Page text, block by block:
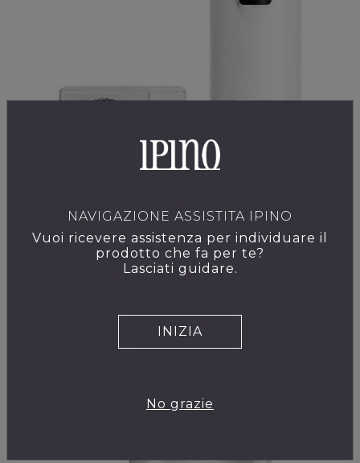
NAVIGAZIONE ASSISTITA IPINO
Vuoi ricevere assistenza per individuare il
prodotto che fa per te?
Lasciati guidare.
INIZIA
No grazie